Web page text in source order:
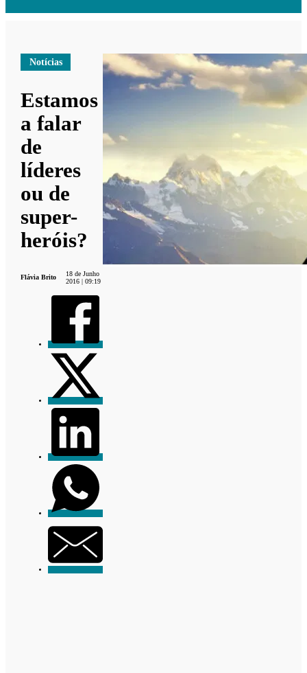
Notícias
Estamos
a falar
de
líderes
ou de
super-
heróis?
Flávia Brito
18 de Junho
2016 | 09:19